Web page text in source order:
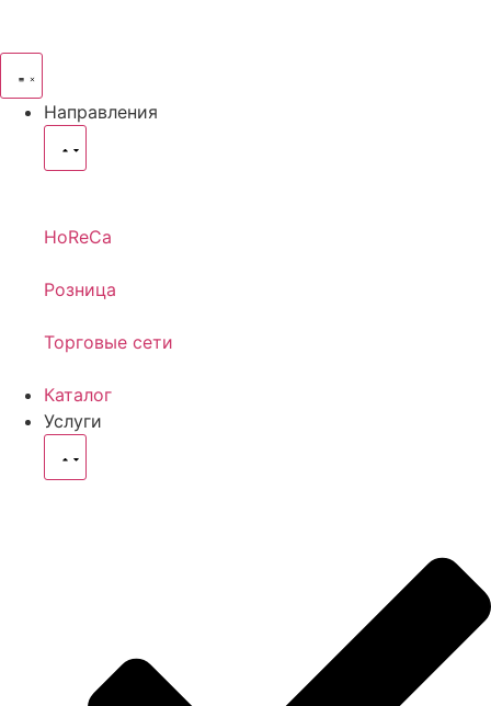
Направления
HoReCa
Розница
Торговые сети
Каталог
Услуги